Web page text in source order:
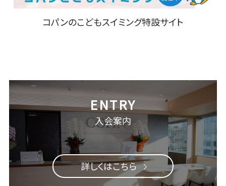
コパンのこどもスイミング特設サイト
入会案内
詳しくはこちら